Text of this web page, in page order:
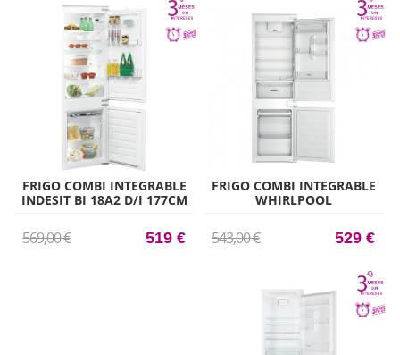
FRIGO COMBI INTEGRABLE
INDESIT BI 18A2 D/I 177CM
569,00 € 519 €
FRIGO COMBI INTEGRABLE
WHIRLPOOL
54CM CLASE E
543,00 € 529 €